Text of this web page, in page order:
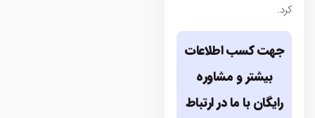
کرد.
جهت کسب اطلاعات
بیشتر و مشاوره
رایگان با ما در ارتباط